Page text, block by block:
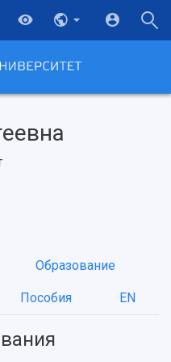
университет?
Образование
Пособия EN